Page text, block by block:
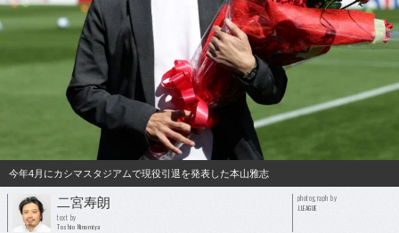
今年4月にカシマスタジアムで現役引退を発表した本山雅志
二宮寿朗
text by
Toshio Ninomiya
photograph by
J.LEAGUE